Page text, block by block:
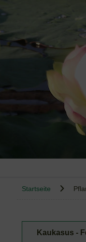
Startseite
Kaukasus -